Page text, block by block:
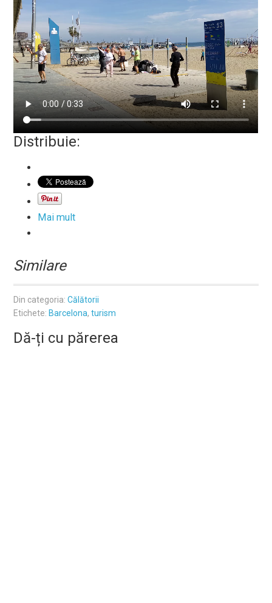
Distribuie:
Mai mult
Similare
Din categoria:Călătorii
Etichete: Barcelona,turism
Dă-ți cu părerea